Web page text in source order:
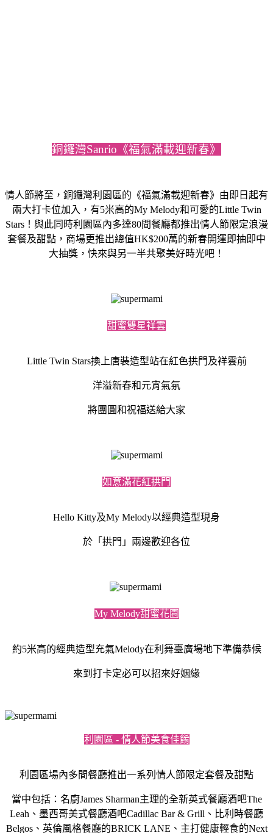
銅鑼灣Sanrio《福氣滿載迎新春》
情人節將至，銅鑼灣利園區的《福氣滿載迎新春》由即日起有
兩大打卡位加入，有5米高的My Melody和可愛的Little Twin
Stars！與此同時利園區內多達80間餐廳都推出情人節限定浪漫
套餐及甜點，商場更推出總值HK$200萬的新春開運即抽即中
大抽獎，快來與另一半共聚美好時光吧！
甜蜜雙星祥雲
Little Twin Stars換上唐裝造型站在紅色拱門及祥雲前
洋溢新春和元宵氣氛
將團圓和祝福送給大家
如意滿花紅拱門
Hello Kitty及My Melody以經典造型現身
於「拱門」兩邊歡迎各位
My Melody甜蜜花園
約5米高的經典造型充氣Melody在利舞臺廣場地下準備恭候
來到打卡定必可以招來好姻緣
利園區 - 情人節美食佳餚
利園區場內多間餐廳推出一系列情人節限定套餐及甜點
當中包括：名廚James Sharman主理的全新英式餐廳酒吧The
Leah、墨西哥美式餐廳酒吧Cadillac Bar & Grill、比利時餐廳
Belgos、英倫風格餐廳的BRICK LANE、主打健康輕食的Next